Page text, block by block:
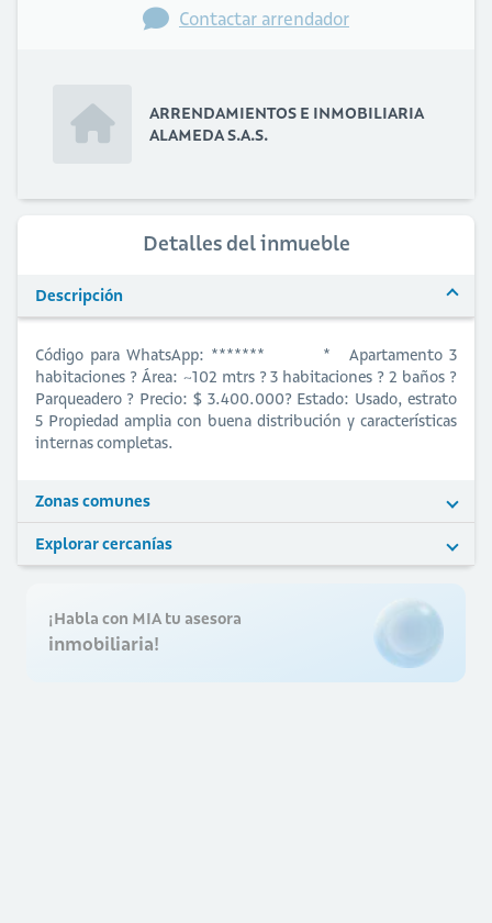
Contactar arrendador
ARRENDAMIENTOS E INMOBILIARIA
ALAMEDA S.A.S.
Detalles del inmueble
Descripción
Código para WhatsApp: ******* * Apartamento 3
habitaciones ? Área: ~102 mtrs ?️ 3 habitaciones ? 2 baños ?
Parqueadero ? Precio: $ 3.400.000? Estado: Usado, estrato
5 Propiedad amplia con buena distribución y características
internas completas.
Zonas comunes
Explorar cercanías
¡Habla con MIA tu asesora
inmobiliaria!